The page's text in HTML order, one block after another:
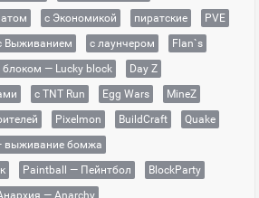
с Экономикой пиратские
PVE
Выживанием с лаунчером
Flan`s
блоком — Lucky block
Day Z
с TNT Run Egg Wars
MineZ
Pixelmon BuildCraft
Quake
выживание бомжа
Paintball — Пейнтбол
BlockParty
— Anarchy